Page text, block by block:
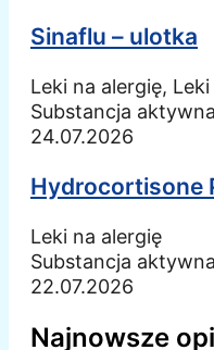
Sinaflu – ulotka
Leki na alergię,
Substancja
24.07.2026
Hydrocortisone
Leki na alergię
Substancja
22.07.2026
Najnowsze